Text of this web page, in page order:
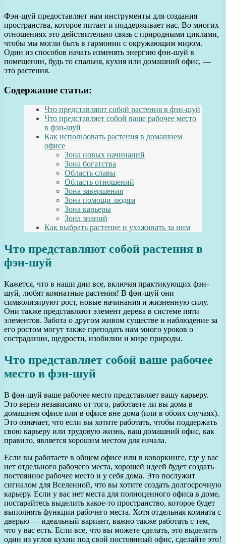
Фэн-шуй предоставляет нам инструменты для создания
пространства, которое питает и поддерживает нас. Во многих
отношениях это действительно связь с природными циклами,
чтобы мы могли быть в гармонии с окружающим миром.
Один из способов начать изменять энергию фэн-шуй в
помещении, будь то спальня, кухня или домашний офис, —
это растения.
Содержание статьи:
Что представляют собой растения в фэн-шуй
Что представляет собой ваше рабочее место
в фэн-шуй
Как использовать растения в домашнем
офисе
Зона новых начинаний
Зона богатства
Область славы
Область отношений
Зона завершения
Зона помощи людям
Зона карьеры
Зона знаний
Как выбрать растение и ухаживать за ним
Что представляют собой растения в
фэн-шуй
Кажется, что в наши дни все, включая практикующих фэн-
шуй, любят комнатные растения! В фэн-шуй они
символизируют рост, новые начинания и жизненную силу.
Они также представляют элемент дерева в системе пяти
элементов. Забота о другом живом существе и наблюдение за
его ростом могут также преподать нам много уроков о
сострадании, щедрости, изобилии и мире природы.
Что представляет собой ваше рабочее
место в фэн-шуй
В фэн-шуй ваше рабочее место представляет вашу карьеру.
Это верно независимо от того, работаете ли вы дома в
домашнем офисе или в офисе вне дома (или в обоих случаях).
Это означает, что если вы хотите работать, чтобы поддержать
свою карьеру или трудовую жизнь, ваш домашний офис, как
правило, является хорошим местом для начала.
Если вы работаете в общем офисе или в коворкинге, где у вас
нет отдельного рабочего места, хорошей идеей будет создать
постоянное рабочее место и у себя дома. Это послужит
сигналом для Вселенной, что вы хотите создать долгосрочную
карьеру. Если у вас нет места для полноценного офиса в доме,
постарайтесь выделить какое-то пространство, которое будет
выполнять функции рабочего места. Хотя отдельная комната с
дверью — идеальный вариант, важно также работать с тем,
что у вас есть. Если все, что вы можете сделать, это выделить
один из углов кухни под свой постоянный офис, сделайте это!